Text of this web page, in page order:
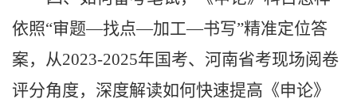
依照“审题—找点—加工—书写”精准定位答
案，从2023-2025年国考、河南省考现场阅卷
评分角度，深度解读如何快速提高《申论》